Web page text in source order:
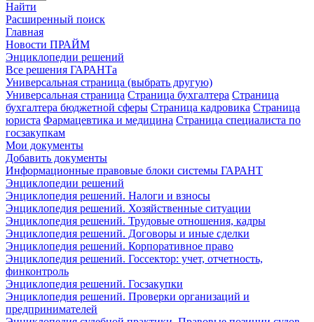
Найти
Расширенный поиск
Главная
Новости ПРАЙМ
Энциклопедии решений
Все решения ГАРАНТа
Универсальная страница (выбрать другую)
Универсальная страница Страница бухгалтера Страница
бухгалтера бюджетной сферы Страница кадровика Страница
юриста Фармацевтика и медицина Страница специалиста по
госзакупкам
Мои документы
Добавить документы
Информационные правовые блоки системы ГАРАНТ
Энциклопедии решений
Энциклопедия решений. Налоги и взносы
Энциклопедия решений. Хозяйственные ситуации
Энциклопедия решений. Трудовые отношения, кадры
Энциклопедия решений. Договоры и иные сделки
Энциклопедия решений. Корпоративное право
Энциклопедия решений. Госсектор: учет, отчетность,
финконтроль
Энциклопедия решений. Госзакупки
Энциклопедия решений. Проверки организаций и
предпринимателей